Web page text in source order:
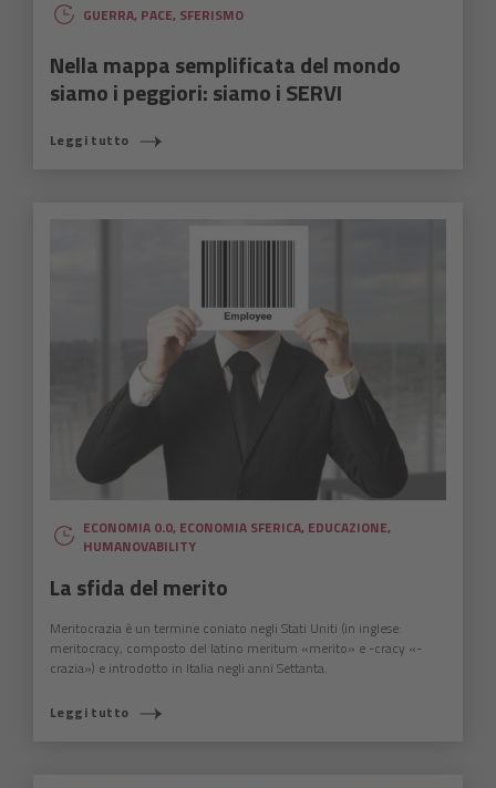
GUERRA, PACE, SFERISMO
Nella mappa semplificata del mondo
siamo i peggiori: siamo i SERVI
Leggi tutto
ECONOMIA 0.0, ECONOMIA SFERICA, EDUCAZIONE,
HUMANOVABILITY
La sfida del merito
Meritocrazia è un termine coniato negli Stati Uniti (in inglese:
meritocracy, composto del latino meritum «merito» e -cracy «-
crazia») e introdotto in Italia negli anni Settanta.
Leggi tutto